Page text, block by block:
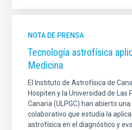
NOTA DE PRENSA
Tecnología astrofísica
Medicina
El Instituto de Astrofísica de
Hospiten y la Universidad de Las
Canaria (ULPGC) han abierto
colaborativo que estudia la
astrofísica en el diagnóstico y